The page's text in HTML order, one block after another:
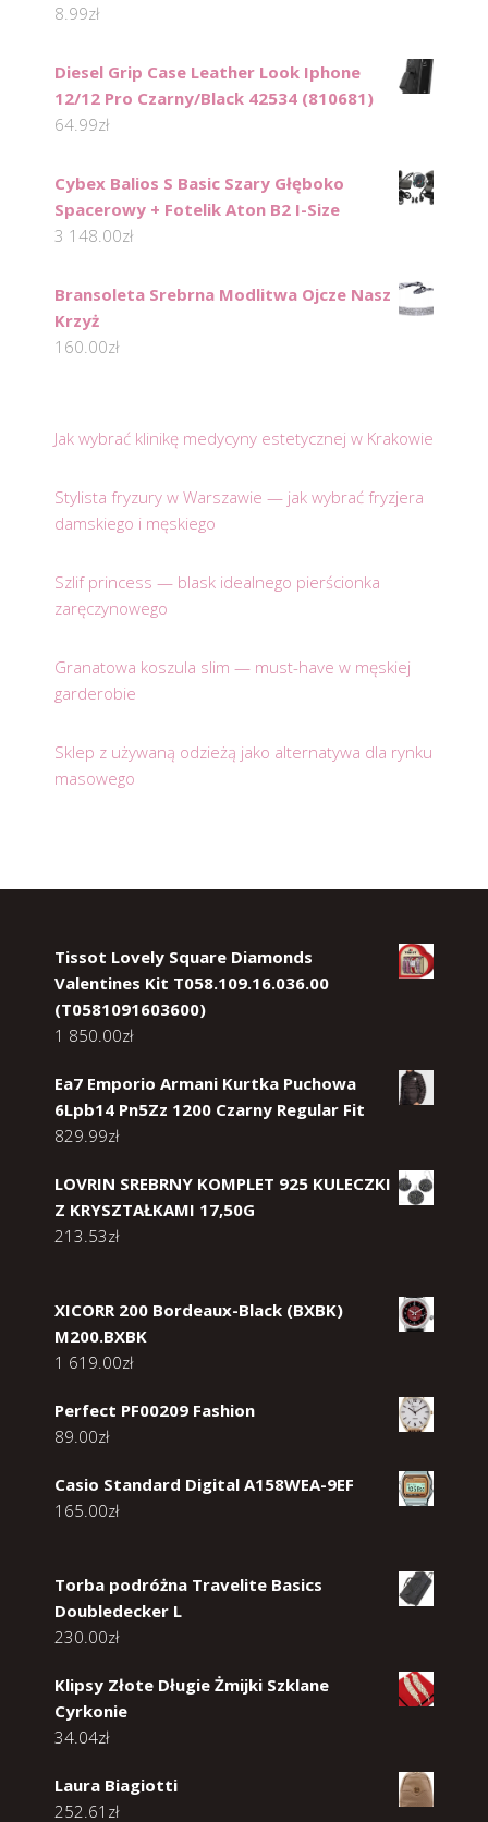
8.99zł
Diesel Grip Case Leather Look Iphone
12/12 Pro Czarny/Black 42534 (810681)
64.99zł
Cybex Balios S Basic Szary Głęboko
Spacerowy + Fotelik Aton B2 I-Size
3 148.00zł
Bransoleta Srebrna Modlitwa Ojcze Nasz
Krzyż
160.00zł
Jak wybrać klinikę medycyny estetycznej w Krakowie
Stylista fryzury w Warszawie — jak wybrać fryzjera
damskiego i męskiego
Szlif princess — blask idealnego pierścionka
zaręczynowego
Granatowa koszula slim — must-have w męskiej
garderobie
Sklep z używaną odzieżą jako alternatywa dla rynku
masowego
Tissot Lovely Square Diamonds
Valentines Kit T058.109.16.036.00
(T0581091603600)
1 850.00zł
Ea7 Emporio Armani Kurtka Puchowa
6Lpb14 Pn5Zz 1200 Czarny Regular Fit
829.99zł
LOVRIN SREBRNY KOMPLET 925 KULECZKI
Z KRYSZTAŁKAMI 17,50G
213.53zł
XICORR 200 Bordeaux-Black (BXBK)
M200.BXBK
1 619.00zł
Perfect PF00209 Fashion
89.00zł
Casio Standard Digital A158WEA-9EF
165.00zł
Torba podróżna Travelite Basics
Doubledecker L
230.00zł
Klipsy Złote Długie Żmijki Szklane
Cyrkonie
34.04zł
Laura Biagiotti
252.61 zł